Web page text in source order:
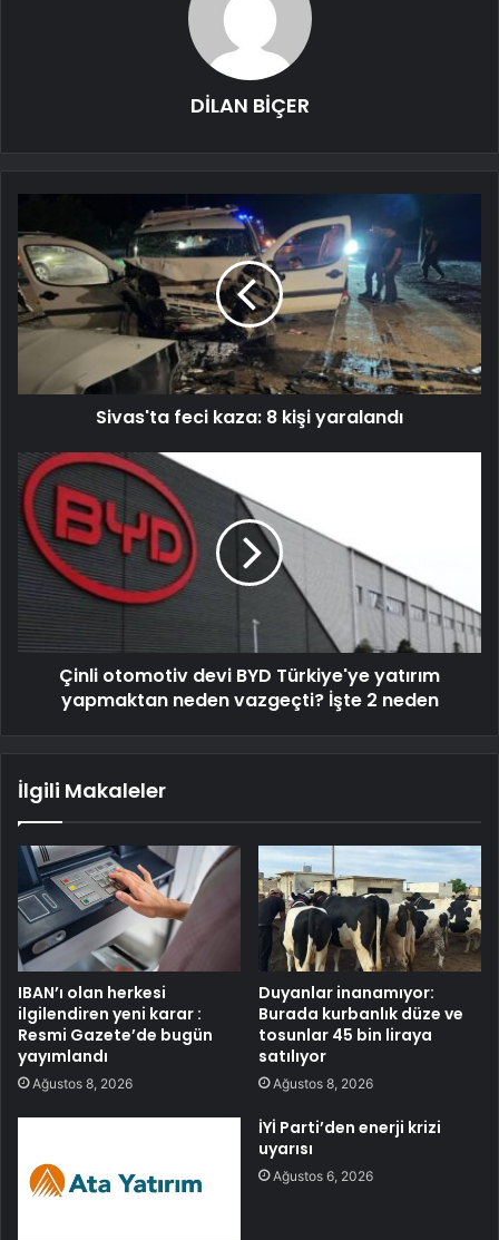
DİLAN BİÇER
Sivas'ta feci kaza: 8 kişi yaralandı
Çinli otomotiv devi BYD Türkiye'ye yatırım
yapmaktan neden vazgeçti? İşte 2 neden
İlgili Makaleler
IBAN’ı olan herkesi
ilgilendiren yeni karar :
Resmi Gazete’de bugün
yayımlandı
Ağustos 8, 2026
Duyanlar inanamıyor:
Burada kurbanlık düze ve
tosunlar 45 bin liraya
satılıyor
Ağustos 8, 2026
İYİ Parti’den enerji krizi
uyarısı
Ağustos 6, 2026